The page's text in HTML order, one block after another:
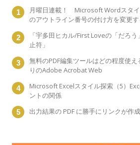
月曜日連載！ Microsoft Wordスタ
のアウトライン番号の付け方を変更
「宇多田ヒカル/First Loveの「だろ
止符」
無料のPDF編集ツールはどの程度使
りのAdobe Acrobat Web
Microsoft Excelスタイル探索（5）
ントの関係
出力結果の PDF に勝手にリンクが作